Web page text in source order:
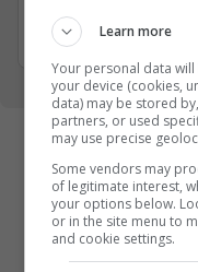
Prishtine
31 Gusht 2026
Learn more
Your personal data
your device (cookies,
data) may be stored
partners, or used
may use precise
Some vendors may
of legitimate interest,
your options below.
or in the site menu to
and cookie settings.